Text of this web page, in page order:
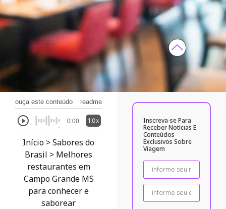
ouça este conteúdo readme
0:00 1.0x
Início >Sabores do
Brasil > Melhores
restaurantes em
Campo Grande MS
para conhecer e
saborear
Inscreva-se Para
Receber Notícias E
Conteúdos
Exclusivos Sobre
Viagem